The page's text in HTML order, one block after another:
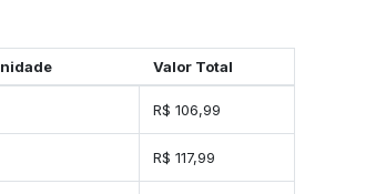
Valor Total
R$ 106,99
R$ 117,99